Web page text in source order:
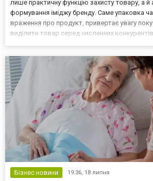
лише практичну функцію захисту товару, а
формування іміджу бренду. Саме упаковка
враження про продукт, привертає увагу
виділити товар серед численних
Бізнес новини 19:36, 18 липня